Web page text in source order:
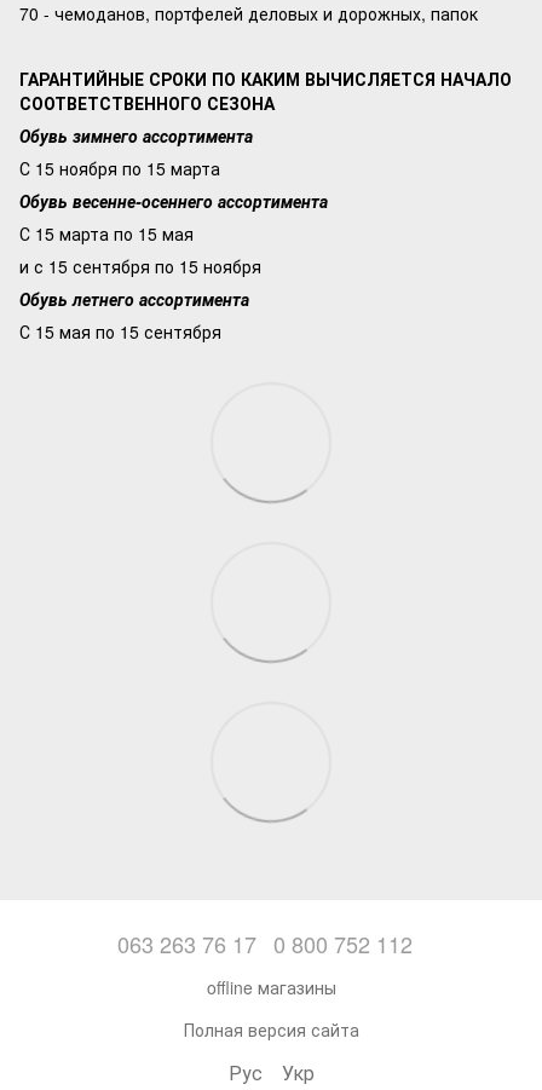
70 - чемоданов, портфелей деловых и дорожных, папок
ГАРАНТИЙНЫЕ СРОКИ ПО КАКИМ ВЫЧИСЛЯЕТСЯ НАЧАЛО
СООТВЕТСТВЕННОГО СЕЗОНА
Обувь зимнего ассортимента
С 15 ноября по 15 марта
Обувь весенне-осеннего ассортимента
С 15 марта по 15 мая
и с 15 сентября по 15 ноября
Обувь летнего ассортимента
С 15 мая по 15 сентября
063 263 76 17 0 800 752 112
offline магазины
Полная версия сайта
Рус Укр